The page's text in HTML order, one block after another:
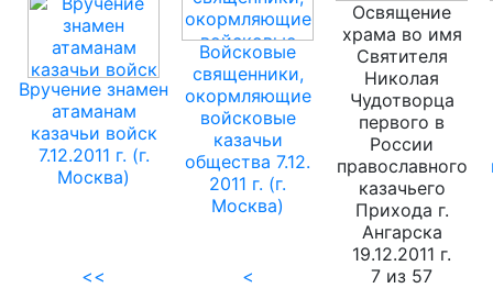
Вручение знамен
атаманам
казачьи войск
7.12.2011 г. (г.
Москва)
Войсковые
священники,
окормляющие
войсковые
казачьи
общества 7.12.
2011 г. (г.
Москва)
Освящение
храма во имя
Святителя
Николая
Чудотворца
первого в
России
православного
казачьего
Прихода г.
Ангарска
19.12.2011 г.
<< <
7 из 57